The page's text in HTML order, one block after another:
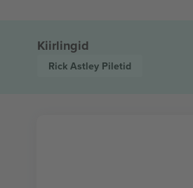
Kiirlingid
Rick Astley Piletid